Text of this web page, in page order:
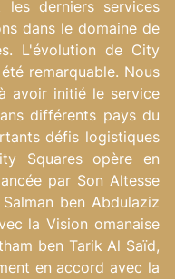
derniers services
dans le domaine de
L'évolution de City
remarquable. Nous
avoir initié le service
différents pays du
défis logistiques
Squares opère en
par Son Altesse
ben Abdulaziz
la Vision omanaise
ben Tarik Al Saïd,
en accord avec la